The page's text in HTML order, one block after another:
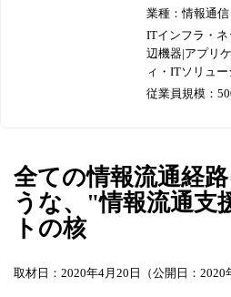
業種：情報通信
ITインフラ・
辺機器|アプリ
ィ・ITソリュ
従業員規模：
全ての情報流通経
うな、"情報流通支
トの核
取材日：2020年4月20日（公開日：2020